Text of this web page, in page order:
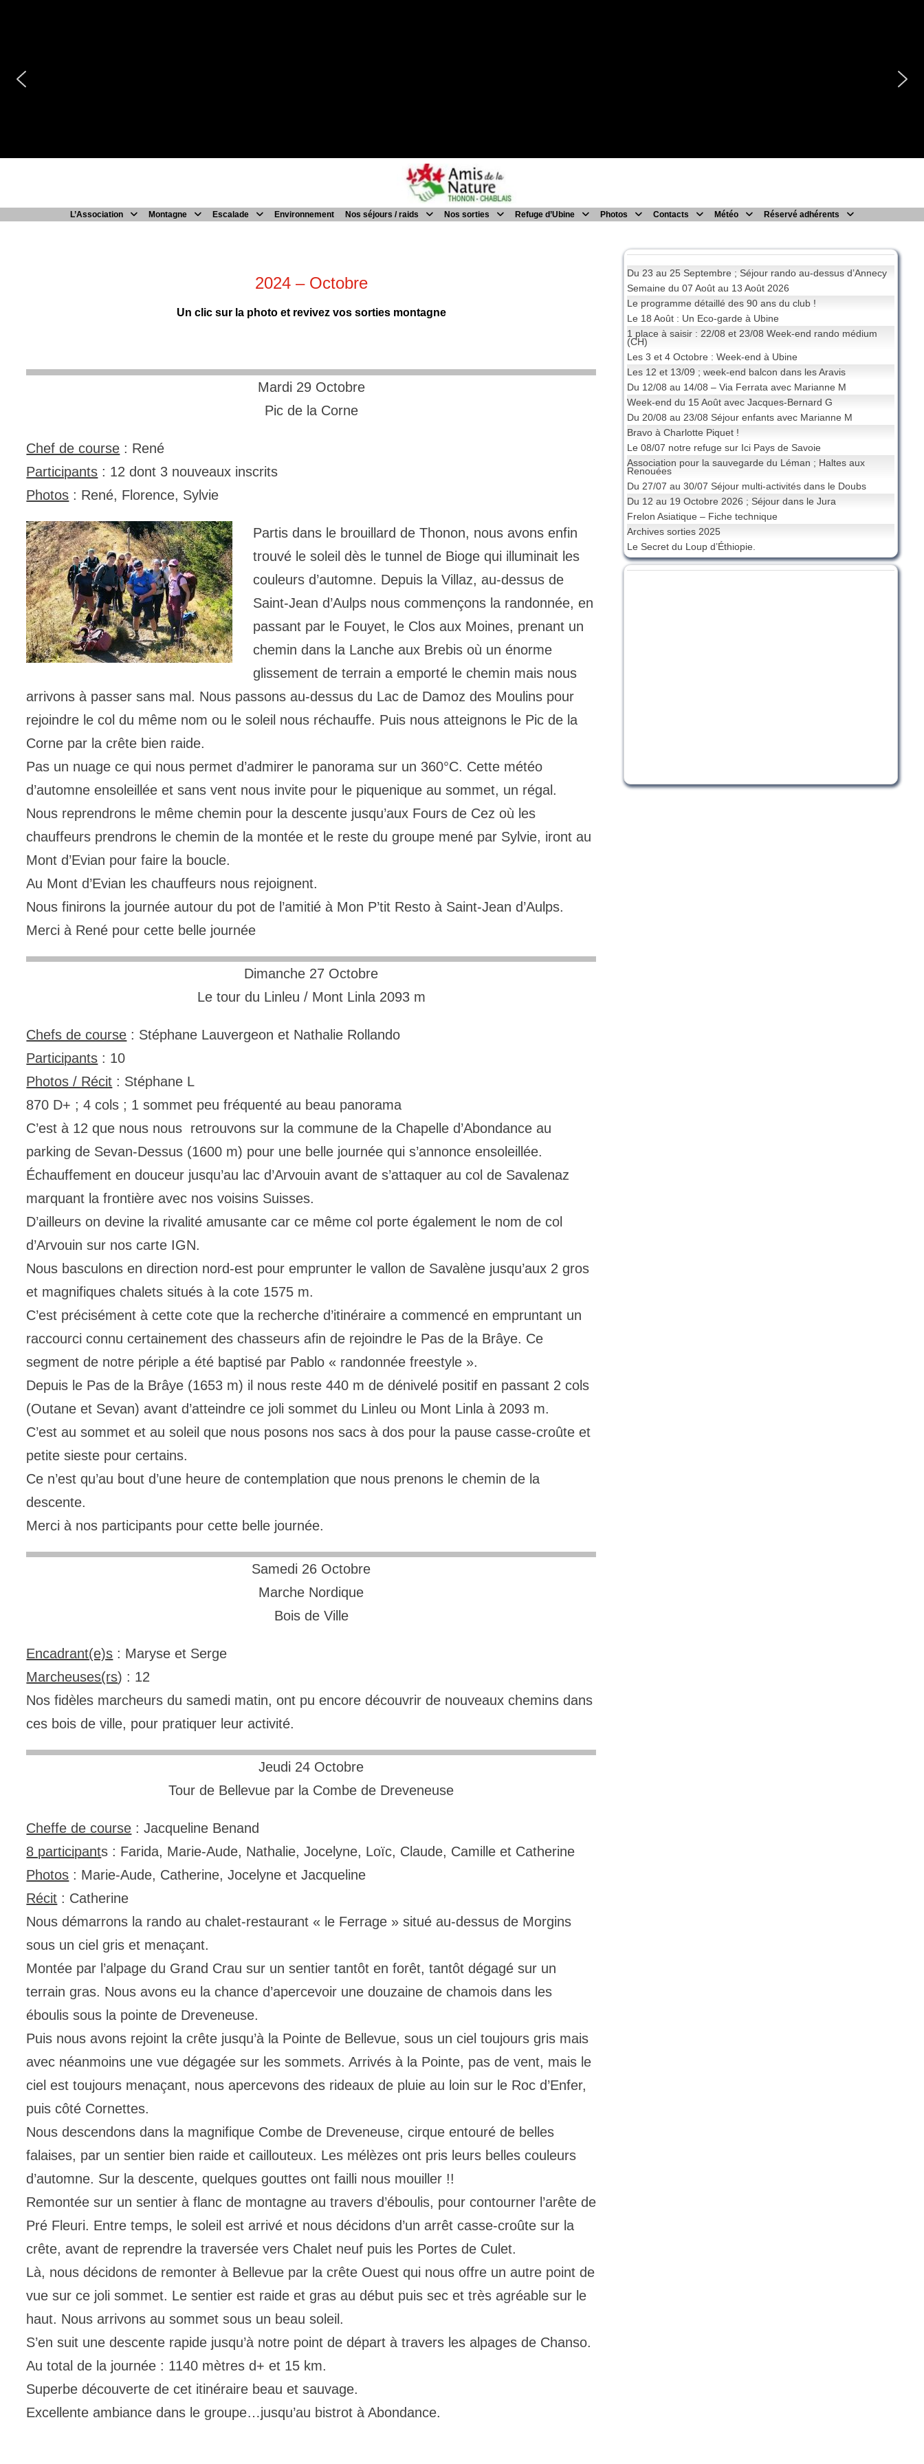
Passer
L’Association Montagne Escalade Environnement Nos séjours / raids Nos sorties Refuge d’Ubine Photos Contacts Météo Réservé adhérents
2024 – Octobre
Un clic sur la photo et revivez vos sorties montagne
Mardi 29 Octobre
Pic de la Corne
Chef de course : René
Participants : 12 dont 3 nouveaux inscrits
Photos : René, Florence, Sylvie
Partis dans le brouillard de Thonon, nous avons enfin
trouvé le soleil dès le tunnel de Bioge qui illuminait les
couleurs d’automne. Depuis la Villaz, au-dessus de
Saint-Jean d’Aulps nous commençons la randonnée, en
passant par le Fouyet, le Clos aux Moines, prenant un
chemin dans la Lanche aux Brebis où un énorme
glissement de terrain a emporté le chemin mais nous
arrivons à passer sans mal. Nous passons au-dessus du Lac de Damoz des Moulins pour
rejoindre le col du même nom ou le soleil nous réchauffe. Puis nous atteignons le Pic de la
Corne par la crête bien raide.
Pas un nuage ce qui nous permet d’admirer le panorama sur un 360°C. Cette météo
d’automne ensoleillée et sans vent nous invite pour le piquenique au sommet, un régal.
Nous reprendrons le même chemin pour la descente jusqu’aux Fours de Cez où les
chauffeurs prendrons le chemin de la montée et le reste du groupe mené par Sylvie, iront au
Mont d’Evian pour faire la boucle.
Au Mont d’Evian les chauffeurs nous rejoignent.
Nous finirons la journée autour du pot de l’amitié à Mon P’tit Resto à Saint-Jean d’Aulps.
Merci à René pour cette belle journée
Dimanche 27 Octobre
Le tour du Linleu / Mont Linla 2093 m
Chefs de course : Stéphane Lauvergeon et Nathalie Rollando
Participants : 10
Photos / Récit : Stéphane L
870 D+ ; 4 cols ; 1 sommet peu fréquenté au beau panorama
C’est à 12 que nous nous retrouvons sur la commune de la Chapelle d’Abondance au
parking de Sevan-Dessus (1600 m) pour une belle journée qui s’annonce ensoleillée.
Échauffement en douceur jusqu’au lac d’Arvouin avant de s’attaquer au col de Savalenaz
marquant la frontière avec nos voisins Suisses.
D’ailleurs on devine la rivalité amusante car ce même col porte également le nom de col
d’Arvouin sur nos carte IGN.
Nous basculons en direction nord-est pour emprunter le vallon de Savalène jusqu’aux 2 gros
et magnifiques chalets situés à la cote 1575 m.
C’est précisément à cette cote que la recherche d’itinéraire a commencé en empruntant un
raccourci connu certainement des chasseurs afin de rejoindre le Pas de la Brâye. Ce
segment de notre périple a été baptisé par Pablo « randonnée freestyle ».
Depuis le Pas de la Brâye (1653 m) il nous reste 440 m de dénivelé positif en passant 2 cols
(Outane et Sevan) avant d’atteindre ce joli sommet du Linleu ou Mont Linla à 2093 m.
C’est au sommet et au soleil que nous posons nos sacs à dos pour la pause casse-croûte et
petite sieste pour certains.
Ce n’est qu’au bout d’une heure de contemplation que nous prenons le chemin de la
descente.
Merci à nos participants pour cette belle journée.
Samedi 26 Octobre
Marche Nordique
Bois de Ville
Encadrant(e)s : Maryse et Serge
Marcheuses(rs) : 12
Nos fidèles marcheurs du samedi matin, ont pu encore découvrir de nouveaux chemins dans
ces bois de ville, pour pratiquer leur activité.
Jeudi 24 Octobre
Tour de Bellevue par la Combe de Dreveneuse
Cheffe de course : Jacqueline Benand
8 participants : Farida, Marie-Aude, Nathalie, Jocelyne, Loïc, Claude, Camille et Catherine
Photos : Marie-Aude, Catherine, Jocelyne et Jacqueline
Récit : Catherine
Nous démarrons la rando au chalet-restaurant « le Ferrage » situé au-dessus de Morgins
sous un ciel gris et menaçant.
Montée par l’alpage du Grand Crau sur un sentier tantôt en forêt, tantôt dégagé sur un
terrain gras. Nous avons eu la chance d’apercevoir une douzaine de chamois dans les
éboulis sous la pointe de Dreveneuse.
Puis nous avons rejoint la crête jusqu’à la Pointe de Bellevue, sous un ciel toujours gris mais
avec néanmoins une vue dégagée sur les sommets. Arrivés à la Pointe, pas de vent, mais le
ciel est toujours menaçant, nous apercevons des rideaux de pluie au loin sur le Roc d’Enfer,
puis côté Cornettes.
Nous descendons dans la magnifique Combe de Dreveneuse, cirque entouré de belles
falaises, par un sentier bien raide et caillouteux. Les mélèzes ont pris leurs belles couleurs
d’automne. Sur la descente, quelques gouttes ont failli nous mouiller !!
Remontée sur un sentier à flanc de montagne au travers d’éboulis, pour contourner l’arête de
Pré Fleuri. Entre temps, le soleil est arrivé et nous décidons d’un arrêt casse-croûte sur la
crête, avant de reprendre la traversée vers Chalet neuf puis les Portes de Culet.
Là, nous décidons de remonter à Bellevue par la crête Ouest qui nous offre un autre point de
vue sur ce joli sommet. Le sentier est raide et gras au début puis sec et très agréable sur le
haut. Nous arrivons au sommet sous un beau soleil.
S’en suit une descente rapide jusqu’à notre point de départ à travers les alpages de Chanso.
Au total de la journée : 1140 mètres d+ et 15 km.
Superbe découverte de cet itinéraire beau et sauvage.
Excellente ambiance dans le groupe…jusqu’au bistrot à Abondance.
Du 23 au 25 Septembre ; Séjour rando au-dessus d’Annecy
Semaine du 07 Août au 13 Août 2026
Le programme détaillé des 90 ans du club !
Le 18 Août : Un Eco-garde à Ubine
1 place à saisir : 22/08 et 23/08 Week-end rando médium
(CH)
Les 3 et 4 Octobre : Week-end à Ubine
Les 12 et 13/09 ; week-end balcon dans les Aravis
Du 12/08 au 14/08 – Via Ferrata avec Marianne M
Week-end du 15 Août avec Jacques-Bernard G
Du 20/08 au 23/08 Séjour enfants avec Marianne M
Bravo à Charlotte Piquet !
Le 08/07 notre refuge sur Ici Pays de Savoie
Association pour la sauvegarde du Léman ; Haltes aux
Renouées
Du 27/07 au 30/07 Séjour multi-activités dans le Doubs
Du 12 au 19 Octobre 2026 ; Séjour dans le Jura
Frelon Asiatique – Fiche technique
Archives sorties 2025
Le Secret du Loup d’Éthiopie.